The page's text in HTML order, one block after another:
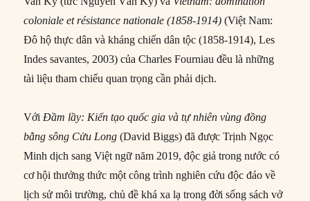
coloniale et résistance nationale (1858-1914)(Việt Nam:
Đô hộ thực dân và kháng chiến dân tộc (1858-1914), Les
Indes savantes, 2003) của Charles Fourniau đều là những
tài liệu tham chiếu quan trọng cần phải dịch.
VớiĐầm lầy: Kiến tạo quốc gia và tự nhiên vùng đồng
bằng sông Cửu Long(David Biggs) đã được Trịnh Ngọc
Minh dịch sang Việt ngữ năm 2019, độc giả trong nước có
cơ hội thưởng thức một công trình nghiên cứu độc đáo về
lịch sử môi trường, chủ đề khá xa lạ trong đời sống sách vở